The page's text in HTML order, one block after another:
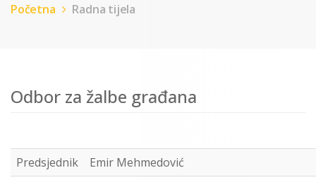
Početna Radna tijela
Odbor za žalbe građana
Predsjednik
Emir Mehmedović